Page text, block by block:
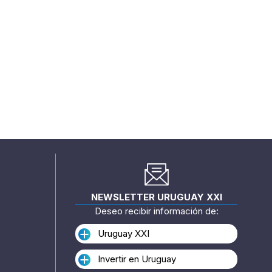
NEWSLETTER URUGUAY XXI
Deseo recibir información de:
Uruguay XXI
Invertir en Uruguay